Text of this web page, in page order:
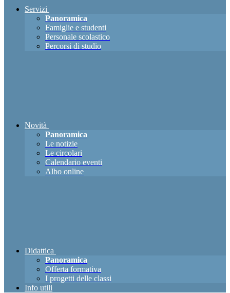
Servizi
Panoramica
Famiglie e studenti
Personale scolastico
Percorsi di studio
Novità
Panoramica
Le notizie
Le circolari
Calendario eventi
Albo online
Didattica
Panoramica
Offerta formativa
I progetti delle classi
Info utili